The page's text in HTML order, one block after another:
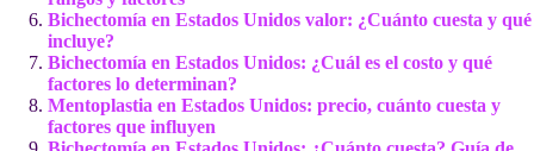
Bichectomía en Estados Unidos valor: ¿Cuánto cuesta y qué
incluye?
Bichectomía en Estados Unidos: ¿Cuál es el costo y qué
factores lo determinan?
Mentoplastia en Estados Unidos: precio, cuánto cuesta y
factores que influyen